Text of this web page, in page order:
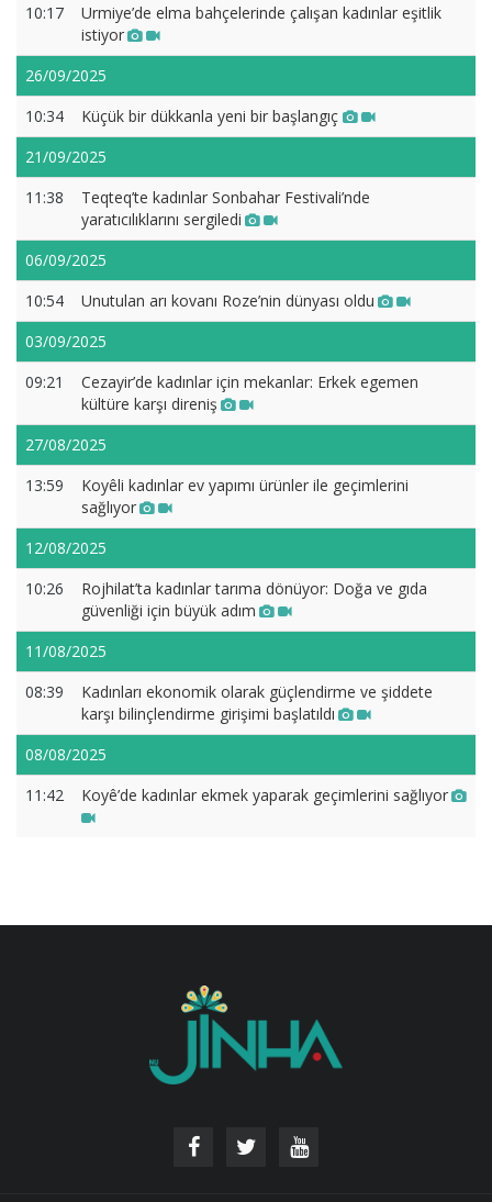
10:17
Urmiye’de elma bahçelerinde çalışan kadınlar eşitlik
istiyor
26/09/2025
10:34
Küçük bir dükkanla yeni bir başlangıç
21/09/2025
11:38
Teqteq’te kadınlar Sonbahar Festivali’nde
yaratıcılıklarını sergiledi
06/09/2025
10:54
Unutulan arı kovanı Roze’nin dünyası oldu
03/09/2025
09:21
Cezayir’de kadınlar için mekanlar: Erkek egemen
kültüre karşı direniş
27/08/2025
13:59
Koyêli kadınlar ev yapımı ürünler ile geçimlerini
sağlıyor
12/08/2025
10:26
Rojhilat’ta kadınlar tarıma dönüyor: Doğa ve gıda
güvenliği için büyük adım
11/08/2025
08:39
Kadınları ekonomik olarak güçlendirme ve şiddete
karşı bilinçlendirme girişimi başlatıldı
08/08/2025
11:42
Koyê’de kadınlar ekmek yaparak geçimlerini sağlıyor